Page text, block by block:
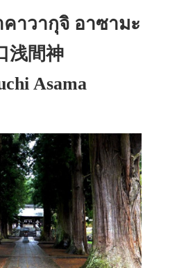
คาวากุจิ อาซามะ
浅間神
Asama